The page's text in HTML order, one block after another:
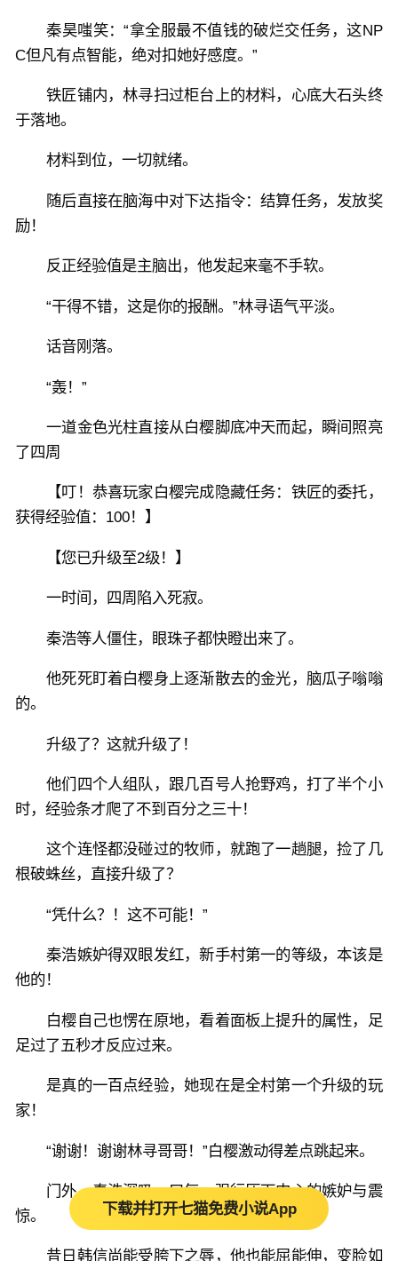
秦昊嗤笑：“拿全服最不值钱的破烂交任务，这NP
C但凡有点智能，绝对扣她好感度。”
铁匠铺内，林寻扫过柜台上的材料，心底大石头终
于落地。
材料到位，一切就绪。
随后直接在脑海中对下达指令：结算任务，发放奖
励！
反正经验值是主脑出，他发起来毫不手软。
“干得不错，这是你的报酬。”林寻语气平淡。
话音刚落。
“轰！”
一道金色光柱直接从白樱脚底冲天而起，瞬间照亮
了四周
【叮！恭喜玩家白樱完成隐藏任务：铁匠的委托，
获得经验值：100！】
【您已升级至2级！】
一时间，四周陷入死寂。
秦浩等人僵住，眼珠子都快瞪出来了。
他死死盯着白樱身上逐渐散去的金光，脑瓜子嗡嗡
的。
升级了？这就升级了！
他们四个人组队，跟几百号人抢野鸡，打了半个小
时，经验条才爬了不到百分之三十！
这个连怪都没碰过的牧师，就跑了一趟腿，捡了几
根破蛛丝，直接升级了？
“凭什么？！这不可能！”
秦浩嫉妒得双眼发红，新手村第一的等级，本该是
他的！
白樱自己也愣在原地，看着面板上提升的属性，足
足过了五秒才反应过来。
是真的一百点经验，她现在是全村第一个升级的玩
家！
“谢谢！谢谢林寻哥哥！”白樱激动得差点跳起来。
门外，秦浩深吸一口气，强行压下内心的嫉妒与震
惊。
昔日韩信尚能受胯下之辱，他也能屈能伸，变脸如
下载并打开七猫免费小说App